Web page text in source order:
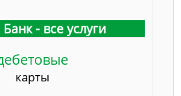
- все услуги
карты